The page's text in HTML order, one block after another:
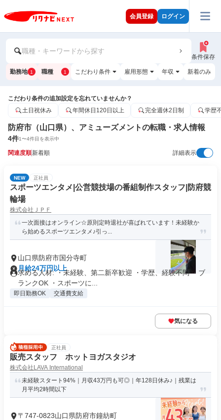
会員登録 ログイン
職種・キーワードから探す
条件保存
勤務地 1 職種 1 こだわり条件 雇用形態 年収 新着のみ
こだわり条件の追加設定を忘れていませんか？
土日祝休み
年間休日120日以上 完全週休2日制 学歴
防府市（山口県）、アミューズメントの転職・求人情報
4件1〜4件目を表示中
関連度順新着順 詳細表示
NEW 正社員
スポーツエンタメ|公営競技場の番組制作スタッフ|防府競
輪場
株式会社ＪＰＦ
一次面接はオンライン☆原則定時退社が喜ばれています！未経験か
ら始めるスポーツエンタメ♪引っ...
山口県防府市国分寺町
月給24万円以上
求める人材: ・未経験、第二新卒歓迎 ・学歴、経験不問 ・ブ
ランクOK ・スポーツに...
即日勤務OK 交通費支給
気になる
正社員
販売スタッフ ホットヨガスタジオ
株式会社LAVA International
未経験スタート94%｜月収43万円も可◎｜年128日休み♪｜残業は
月平均2時間以下
〒747-0823山口県防府市鐘紡町